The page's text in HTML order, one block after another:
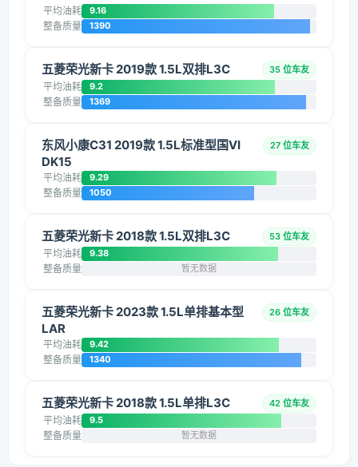
平均油耗 9.16
整备质量 1390
五菱荣光新卡 2019款 1.5L双排L3C 35 位车友
平均油耗 9.2
整备质量 1369
东风小康C31 2019款 1.5L标准型国VI
DK15
27 位车友
平均油耗 9.29
整备质量 1050
五菱荣光新卡 2018款 1.5L双排L3C 53 位车友
平均油耗 9.38
整备质量 暂无数据
五菱荣光新卡 2023款 1.5L单排基本型
LAR
26 位车友
平均油耗 9.42
整备质量 1340
五菱荣光新卡 2018款 1.5L单排L3C 42 位车友
平均油耗 9.5
整备质量 暂无数据